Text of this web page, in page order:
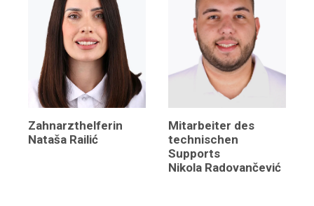
Zahnarzthelferin
Nataša Railić
Mitarbeiter des
technischen
Supports
Nikola Radovančević